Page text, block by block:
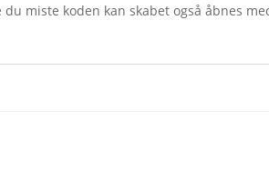
miste koden kan skabet også åbnes